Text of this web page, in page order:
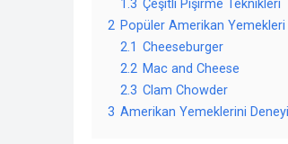
1.3 Çeşitli Pişirme Teknikleri
2 Popüler Amerikan Yemekleri
2.1 Cheeseburger
2.2 Mac and Cheese
2.3 Clam Chowder
3 Amerikan Yemeklerini